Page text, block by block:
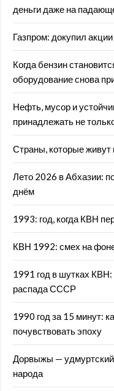
деньги даже на
Газпром: докупил
Когда бензин
оборудование снова
Нефть, мусор и
принадлежать не
Страны, которые живут
Лето 2026 в Абхазии:
днём
1993: год, когда КВН
КВН 1992: смех на
1991 год в шутках КВН:
распада СССР
1990 год за 15 минут:
почувствовать эпоху
Дорвыжы — удмуртский
народа